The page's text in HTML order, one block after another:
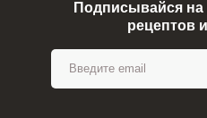
Подписывайся
рецептов